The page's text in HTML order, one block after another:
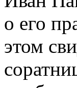
о его
этом